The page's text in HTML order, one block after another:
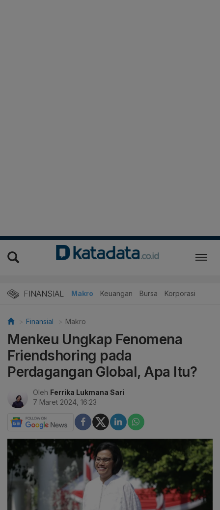
FINANSIAL Makro Keuangan Bursa Korporasi
Finansial Makro
Menkeu Ungkap Fenomena
Friendshoring pada
Perdagangan Global, Apa Itu?
Oleh Ferrika Lukmana Sari
7 Maret 2024, 16:23